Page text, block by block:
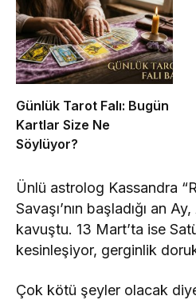
Günlük Tarot Falı: Bugün
Kartlar Size Ne
Söylüyor?
Ünlü astrolog Kassandra
Savaşı’nın başladığı an
kavuştu. 13 Mart’ta ise
kesinleşiyor, gerginlik
Çok kötü şeyler olacak